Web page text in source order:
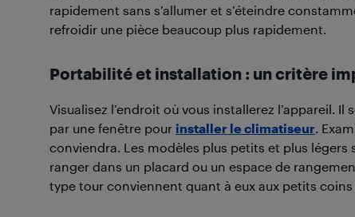
rapidement sans s’allumer et s’éteindre
refroidir une pièce beaucoup plus rapidement.
Portabilité et installation : un critère
Visualisez l’endroit où vous installerez l’appareil.
par une fenêtre pour installer le climatiseur.
conviendra. Les modèles plus petits et plus légers
ranger dans un placard ou un espace de
type tour conviennent quant à eux aux petits